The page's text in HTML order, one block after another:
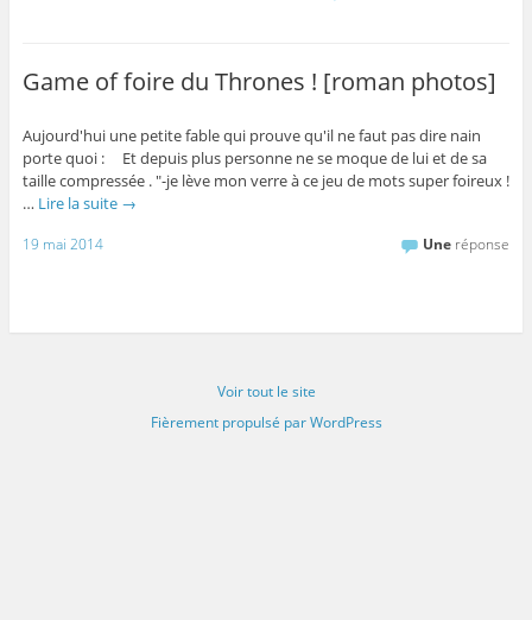
Game of foire du Thrones ! [roman photos]
Aujourd'hui une petite fable qui prouve qu'il ne faut pas dire nain
porte quoi : Et depuis plus personne ne se moque de lui et de sa
taille compressée . "-je lève mon verre à ce jeu de mots super foireux !
… Lire la suite →
19 mai 2014 Une réponse
Voir tout le site
Fièrement propulsé par WordPress